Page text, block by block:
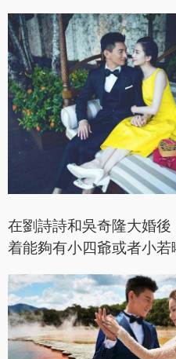
在劉詩詩和吳奇隆大婚
着能夠有小四爺或者小若